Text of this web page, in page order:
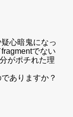
心暗鬼になっ
でない
がポチれた理
ありますか？